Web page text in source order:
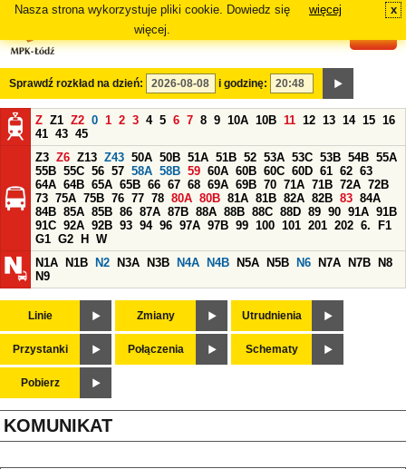
Nasza strona wykorzystuje pliki cookie. Dowiedz się
więcej.
więcej x
Sprawdź rozkład na dzień: i godzinę:
Z Z1 Z2 0 1 2 3 4 5 6 7 8 9 10A 10B 11 12 13 14 15 16
41 43 45
Z3 Z6 Z13 Z43 50A 50B 51A 51B 52 53A 53C 53B 54B 55A
55B 55C 56 57 58A 58B 59 60A 60B 60C 60D 61 62 63
64A 64B 65A 65B 66 67 68 69A 69B 70 71A 71B 72A 72B
73 75A 75B 76 77 78 80A 80B 81A 81B 82A 82B 83 84A
84B 85A 85B 86 87A 87B 88A 88B 88C 88D 89 90 91A 91B
91C 92A 92B 93 94 96 97A 97B 99 100 101 201 202 6.
F1
G1 G2 H
W
N1A
N1B N2 N3A N3B N4A N4B N5A N5B N6 N7A N7B
N8
N9
Linie Zmiany Utrudnienia
Przystanki Połączenia Schematy
Pobierz
KOMUNIKAT